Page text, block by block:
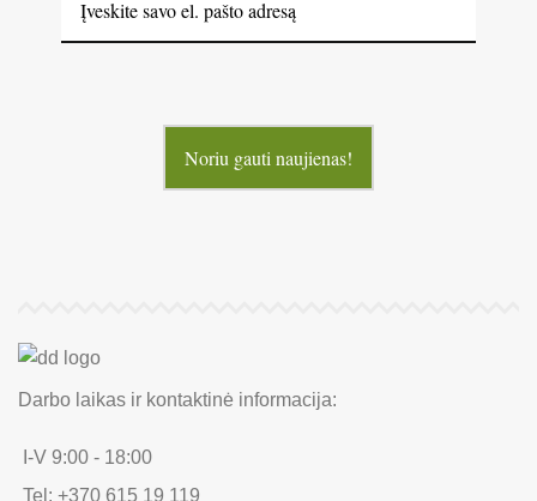
Noriu gauti naujienas!
Darbo laikas ir kontaktinė informacija:
I-V 9:00 - 18:00
Tel: +370 615 19 119